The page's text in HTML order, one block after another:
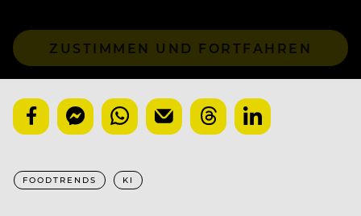
ZUSTIMMEN UND FORTFAHREN
FOODTRENDS KI